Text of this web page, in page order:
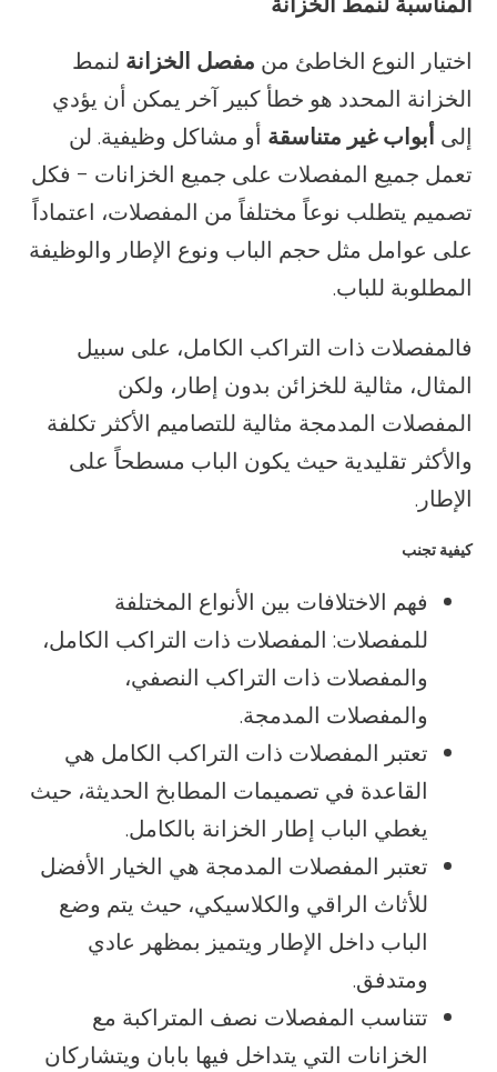
اختيار النوع الخاطئ من مفصل الخزانة لنمط
الخزانة المحدد هو خطأ كبير آخر يمكن أن يؤدي
إلى أبواب غير متناسقة أو مشاكل وظيفية. لن
تعمل جميع المفصلات على جميع الخزانات - فكل
تصميم يتطلب نوعاً مختلفاً من المفصلات، اعتماداً
على عوامل مثل حجم الباب ونوع الإطار والوظيفة
المطلوبة للباب.
فالمفصلات ذات التراكب الكامل، على سبيل
المثال، مثالية للخزائن بدون إطار، ولكن
المفصلات المدمجة مثالية للتصاميم الأكثر تكلفة
والأكثر تقليدية حيث يكون الباب مسطحاً على
الإطار.
كيفية تجنب
فهم الاختلافات بين الأنواع المختلفة
للمفصلات: المفصلات ذات التراكب الكامل،
والمفصلات ذات التراكب النصفي،
والمفصلات المدمجة.
تعتبر المفصلات ذات التراكب الكامل هي
القاعدة في تصميمات المطابخ الحديثة، حيث
يغطي الباب إطار الخزانة بالكامل.
تعتبر المفصلات المدمجة هي الخيار الأفضل
للأثاث الراقي والكلاسيكي، حيث يتم وضع
الباب داخل الإطار ويتميز بمظهر عادي
ومتدفق.
تتناسب المفصلات نصف المتراكبة مع
الخزانات التي يتداخل فيها بابان ويتشاركان